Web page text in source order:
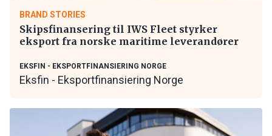
BRAND STORIES
Skipsfinansering til IWS Fleet styrker
eksport fra norske maritime leverandører
EKSFIN - EKSPORTFINANSIERING NORGE
Eksfin - Eksportfinansiering Norge